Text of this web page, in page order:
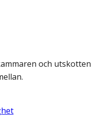
och utskotten